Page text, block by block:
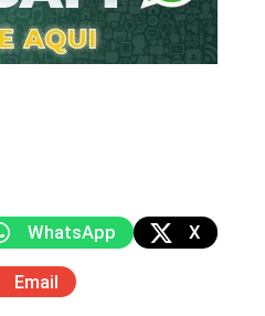
WhatsApp X
Email